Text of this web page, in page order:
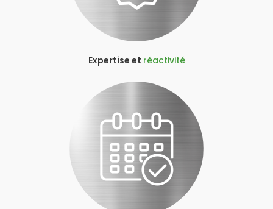
Expertise et réactivité